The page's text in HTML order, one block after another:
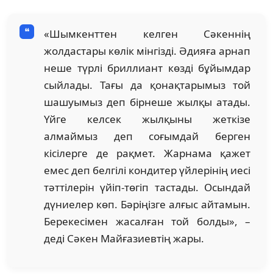
«Шымкенттен келген Сәкеннің
жолдастары көлік мінгізді. Әдияға арнап
неше түрлі бриллиант көзді бұйымдар
сыйлады. Тағы да қонақтарымыз той
шашуымыз деп бірнеше жылқы атады.
Үйге келсек жылқыны жеткізе
алмаймыз деп соғымдай берген
кісілерге де рақмет. Жарнама қажет
емес деп белгілі кондитер үйлерінің иесі
тәттілерін үйіп-төгіп тастады. Осындай
дүниелер көп. Бәріңізге алғыс айтамын.
Берекесімен жасалған той болды», –
деді Сәкен Майғазиевтің жары.